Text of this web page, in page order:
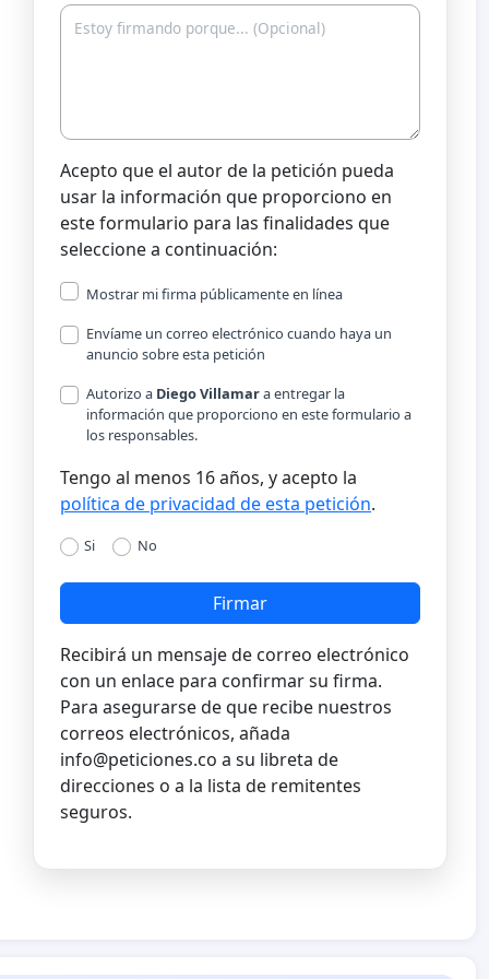
Acepto que el autor de la petición pueda
usar la información que proporciono en
este formulario para las finalidades que
seleccione a continuación:
Mostrar mi firma públicamente en línea
Envíame un correo electrónico cuando haya un
anuncio sobre esta petición
Autorizo a Diego Villamara entregar la
información que proporciono en este formulario a
los responsables.
Tengo al menos 16 años, y acepto la
política de privacidad de esta petición.
Si No
Firmar
Recibirá un mensaje de correo electrónico
con un enlace para confirmar su firma.
Para asegurarse de que recibe nuestros
correos electrónicos, añada
info@peticiones.co a su libreta de
direcciones o a la lista de remitentes
seguros.